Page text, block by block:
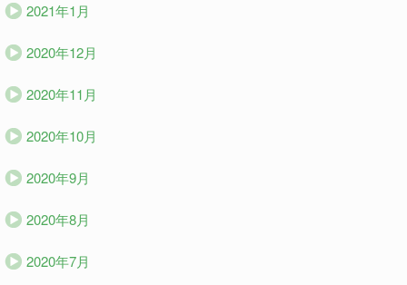
2021年1月
2020年12月
2020年11月
2020年10月
2020年9月
2020年8月
2020年7月